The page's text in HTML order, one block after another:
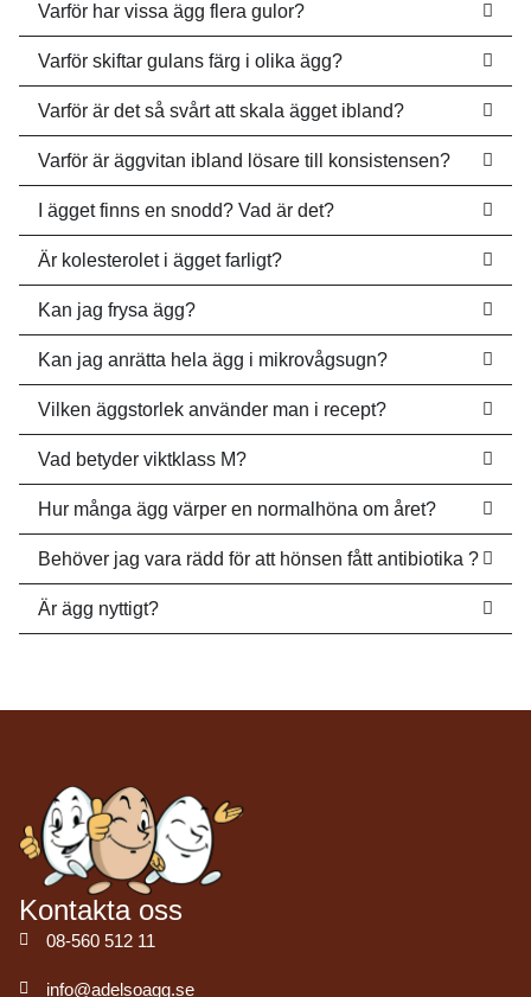
Varför har vissa ägg flera gulor?
Varför skiftar gulans färg i olika ägg?
Varför är det så svårt att skala ägget ibland?
Varför är äggvitan ibland lösare till konsistensen?
I ägget finns en snodd? Vad är det?
Är kolesterolet i ägget farligt?
Kan jag frysa ägg?
Kan jag anrätta hela ägg i mikrovågsugn?
Vilken äggstorlek använder man i recept?
Vad betyder viktklass M?
Hur många ägg värper en normalhöna om året?
Behöver jag vara rädd för att hönsen fått antibiotika ?
Är ägg nyttigt?
Kontakta oss
08-560 512 11
info@adelsoagg.se